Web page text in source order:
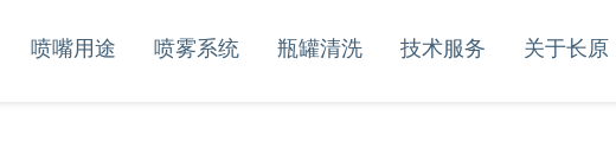
喷嘴用途 喷雾系统 瓶罐清洗 技术服务 关于长原